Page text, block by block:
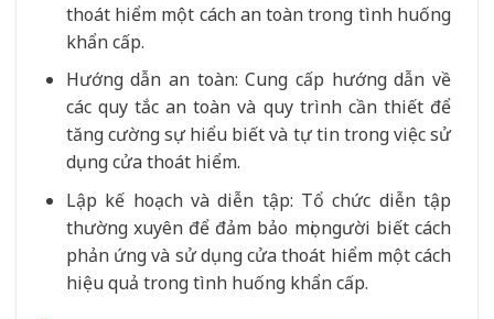
thoát hiểm một cách an toàn trong tình huống
khẩn cấp.
Hướng dẫn an toàn: Cung cấp hướng dẫn về
các quy tắc an toàn và quy trình cần thiết để
tăng cường sự hiểu biết và tự tin trong việc sử
dụng cửa thoát hiểm.
Lập kế hoạch và diễn tập: Tổ chức diễn tập
thường xuyên để đảm bảo mọi người biết cách
phản ứng và sử dụng cửa thoát hiểm một cách
hiệu quả trong tình huống khẩn cấp.